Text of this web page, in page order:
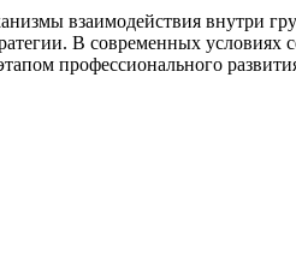
взаимодействия внутри
В современных условиях
профессионального